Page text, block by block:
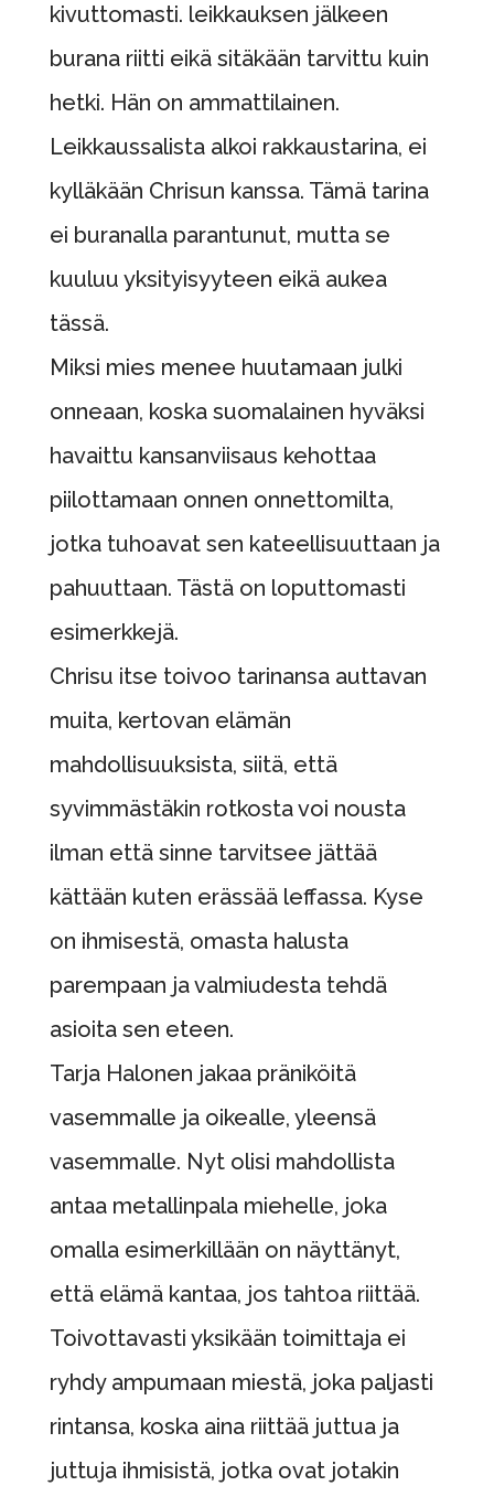
kivuttomasti. leikkauksen jälkeen
burana riitti eikä sitäkään tarvittu kuin
hetki. Hän on ammattilainen.
Leikkaussalista alkoi rakkaustarina, ei
kylläkään Chrisun kanssa. Tämä tarina
ei buranalla parantunut, mutta se
kuuluu yksityisyyteen eikä aukea
tässä.
Miksi mies menee huutamaan julki
onneaan, koska suomalainen hyväksi
havaittu kansanviisaus kehottaa
piilottamaan onnen onnettomilta,
jotka tuhoavat sen kateellisuuttaan ja
pahuuttaan. Tästä on loputtomasti
esimerkkejä.
Chrisu itse toivoo tarinansa auttavan
muita, kertovan elämän
mahdollisuuksista, siitä, että
syvimmästäkin rotkosta voi nousta
ilman että sinne tarvitsee jättää
kättään kuten erässää leffassa. Kyse
on ihmisestä, omasta halusta
parempaan ja valmiudesta tehdä
asioita sen eteen.
Tarja Halonen jakaa präniköitä
vasemmalle ja oikealle, yleensä
vasemmalle. Nyt olisi mahdollista
antaa metallinpala miehelle, joka
omalla esimerkillään on näyttänyt,
että elämä kantaa, jos tahtoa riittää.
Toivottavasti yksikään toimittaja ei
ryhdy ampumaan miestä, joka paljasti
rintansa, koska aina riittää juttua ja
juttuja ihmisistä, jotka ovat jotakin